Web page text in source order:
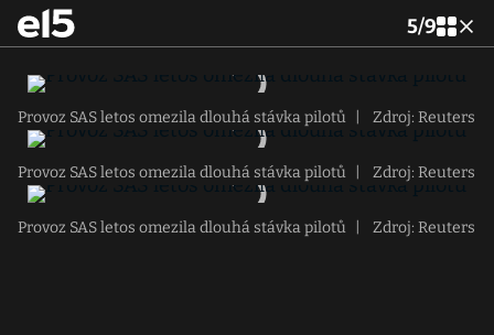
5/9
Provoz SAS letos omezila dlouhá stávka pilotů Zdroj: Reuters
Provoz SAS letos omezila dlouhá stávka pilotů Zdroj: Reuters
Provoz SAS letos omezila dlouhá stávka pilotů Zdroj: Reuters